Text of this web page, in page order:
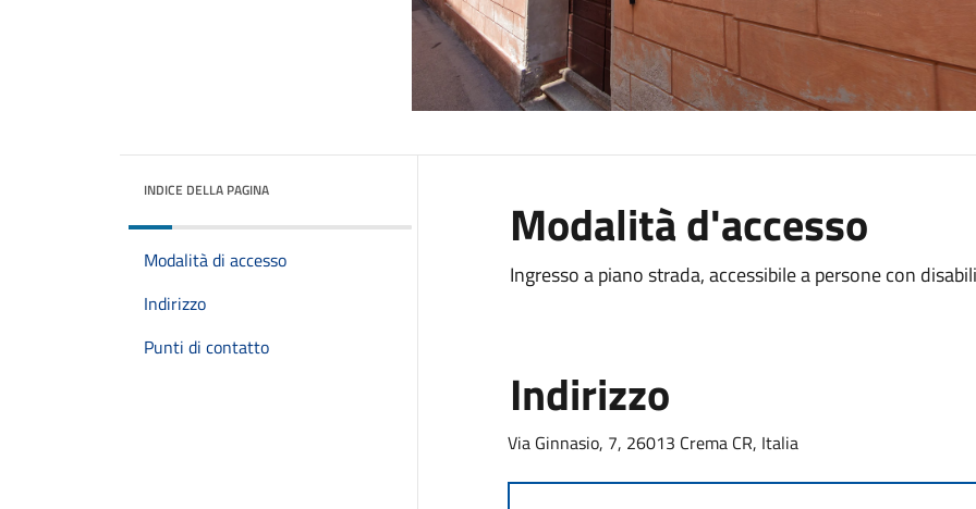
INDICE DELLA PAGINA
Modalità di accesso
Indirizzo
Punti di contatto
Modalità d'accesso
Ingresso a piano strada, accessibile a persone con
Indirizzo
Via Ginnasio, 7, 26013 Crema CR, Italia